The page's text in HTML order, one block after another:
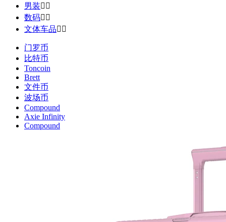
男装 
数码 
文体车品 
门罗币
比特币
Toncoin
Brett
文件币
波场币
Compound
Axie Infinity
Compound